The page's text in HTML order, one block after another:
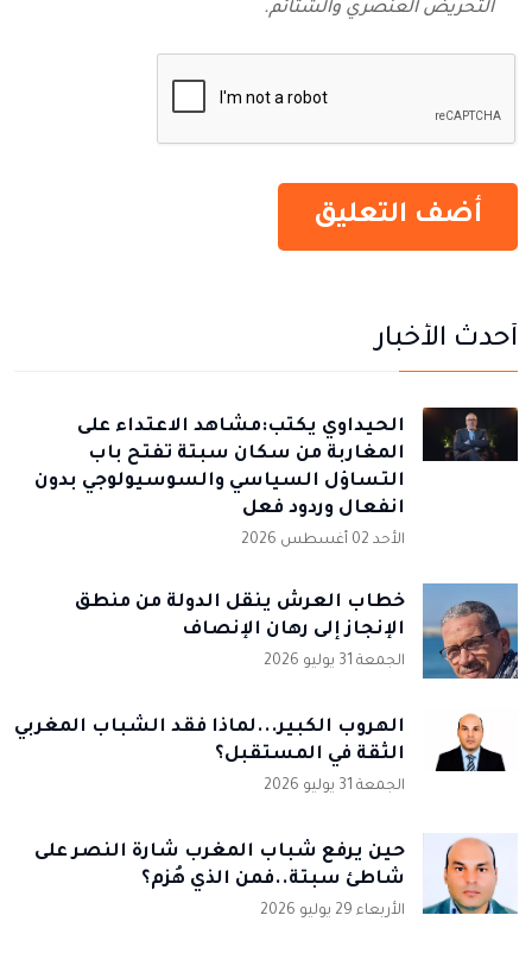
التحريض العنصري والشتائم‬.
أحدث الأخبار
الحيداوي يكتب:مشاهد الاعتداء على
المغاربة من سكان سبتة تفتح باب
التساؤل السياسي والسوسيولوجي بدون
انفعال وردود فعل
الأحد 02 أغسطس 2026
خطاب العرش ينقل الدولة من منطق
الإنجاز إلى رهان الإنصاف
الجمعة 31 يوليو 2026
الهروب الكبير...لماذا فقد الشباب المغربي
الثقة في المستقبل؟
الجمعة 31 يوليو 2026
حين يرفع شباب المغرب شارة النصر على
شاطئ سبتة..فمن الذي هُزم؟
الأربعاء 29 يوليو 2026